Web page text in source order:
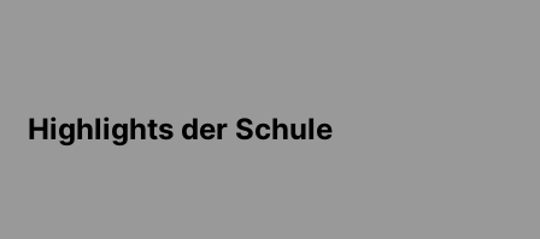
Highlights der Schule